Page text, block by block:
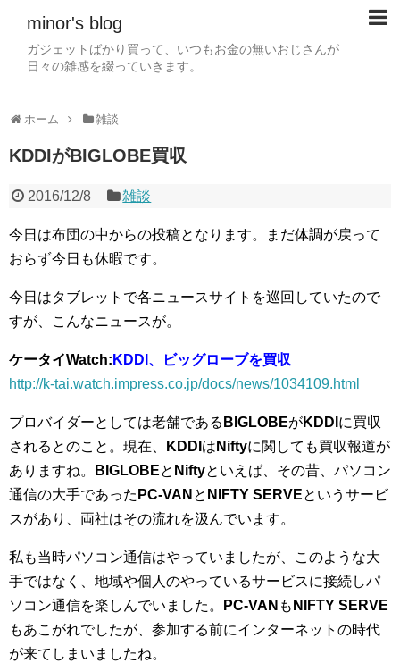
minor's blog
ガジェットばかり買って、いつもお金の無いおじさんが
日々の雑感を綴っていきます。
ホーム 雑談
KDDIがBIGLOBE買収
2016/12/8 雑談
今日は布団の中からの投稿となります。まだ体調が戻って
おらず今日も休暇です。
今日はタブレットで各ニュースサイトを巡回していたので
すが、こんなニュースが。
ケータイWatch: KDDI、ビッグローブを買収
http://k-tai.watch.impress.co.jp/docs/news/1034109.html
プロバイダーとしては老舗である BIGLOBEがKDDI に買収
されるとのこと。現在、
KDDI は Niftyに関しても買収報道が
ありますね。
BIGLOBEと Niftyといえば、その昔、パソコン
通信の大手であった PC-VAN と NIFTY SERVEというサービ
スがあり、両社はその流れを汲んでいます。
私も当時パソコン通信はやっていましたが、このような大
手ではなく、地域や個人のやっているサービスに接続しパ
ソコン通信を楽しんでいました。
PC-VAN も NIFTY SERVE
もあこがれでしたが、参加する前にインターネットの時代
が来てしまいましたね。